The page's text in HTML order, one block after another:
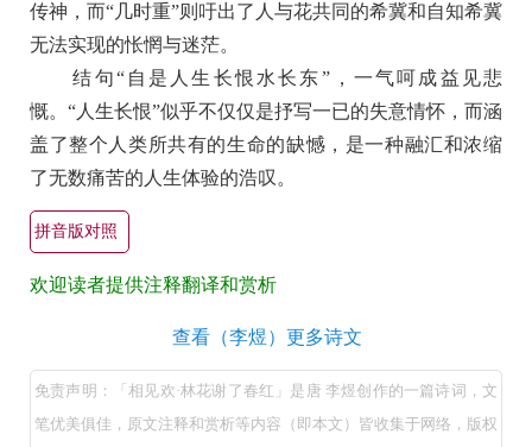
传神，而“几时重”则吁出了人与花共同的希冀和自知希冀
无法实现的怅惘与迷茫。
结句“自是人生长恨水长东”，一气呵成益见悲
慨。“人生长恨”似乎不仅仅是抒写一已的失意情怀，而涵
盖了整个人类所共有的生命的缺憾，是一种融汇和浓缩
了无数痛苦的人生体验的浩叹。
拼音版对照
欢迎读者提供注释翻译和赏析
见
欢
查看（李煜）更多诗文
免责声明：「相见欢·林花谢了春红」是唐 李煜创作的一篇诗词，文
笔优美俱佳，原文注释和赏析等内容（即本文）皆收集于网络，版权